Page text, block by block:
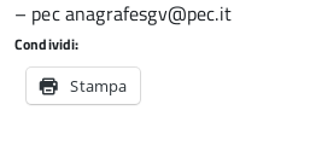
– pec anagrafesgv@pec.it
Condividi:
Stampa